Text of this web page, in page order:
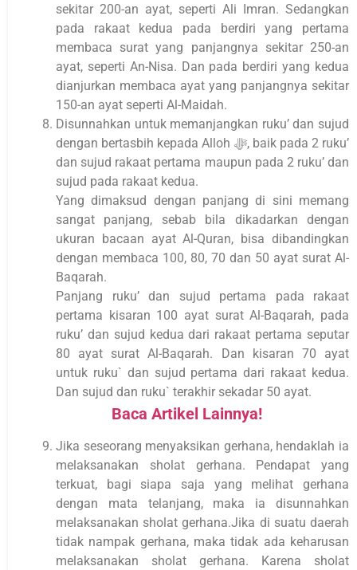
sekitar 200-an ayat, seperti Ali Imran. Sedangkan
pada rakaat kedua pada berdiri yang pertama
membaca surat yang panjangnya sekitar 250-an
ayat, seperti An-Nisa. Dan pada berdiri yang kedua
dianjurkan membaca ayat yang panjangnya sekitar
150-an ayat seperti Al-Maidah.
Disunnahkan untuk memanjangkan ruku’ dan sujud
dengan bertasbih kepada Alloh ﷻ, baik pada 2 ruku’
dan sujud rakaat pertama maupun pada 2 ruku’ dan
sujud pada rakaat kedua.
Yang dimaksud dengan panjang di sini memang
sangat panjang, sebab bila dikadarkan dengan
ukuran bacaan ayat Al-Quran, bisa dibandingkan
dengan membaca 100, 80, 70 dan 50 ayat surat Al-
Baqarah.
Panjang ruku’ dan sujud pertama pada rakaat
pertama kisaran 100 ayat surat Al-Baqarah, pada
ruku’ dan sujud kedua dari rakaat pertama seputar
80 ayat surat Al-Baqarah. Dan kisaran 70 ayat
untuk ruku` dan sujud pertama dari rakaat kedua.
Dan sujud dan ruku` terakhir sekadar 50 ayat.
Baca Artikel Lainnya!
Jika seseorang menyaksikan gerhana, hendaklah ia
melaksanakan sholat gerhana. Pendapat yang
terkuat, bagi siapa saja yang melihat gerhana
dengan mata telanjang, maka ia disunnahkan
melaksanakan sholat gerhana.Jika di suatu daerah
tidak nampak gerhana, maka tidak ada keharusan
melaksanakan sholat gerhana. Karena sholat